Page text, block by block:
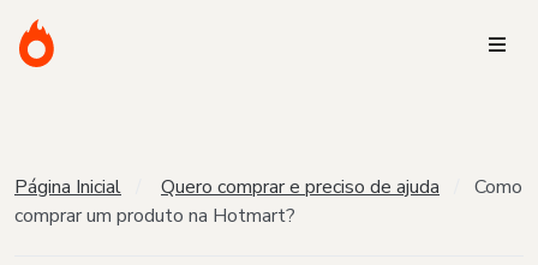
Página Inicial Quero comprar e preciso de ajuda
Como
comprar um produto na Hotmart?